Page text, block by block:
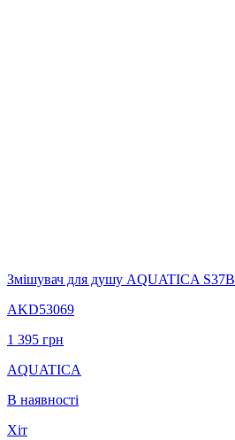
Змішувач для душу AQUATICA S37B
AKD53069
1 395 грн
AQUATICA
В наявності
Хіт